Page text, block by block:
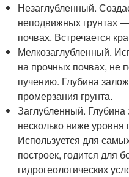
Незаглубленный.
неподвижных грунтах
почвах. Встречается
Мелкозаглубленный.
на прочных почвах, не
пучению. Глубина
промерзания грунта.
Заглубленный.
несколько ниже уровня
Используется для
построек, годится для
гидрогеологических